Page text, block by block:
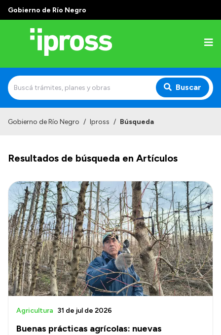
Gobierno de Río Negro
Buscar
¿Qué es IPROSS?
Autoridades
Delegaciones
Consultorios Propios
Presentación CV
Transparencia
Inversión en Salud
Licitaciones
Gobierno de Río Negro / Ipross / Búsqueda
Resultados de búsqueda en Artículos
Buenas prácticas agrícolas: nuevas
Agricultura 31 de jul de 2026